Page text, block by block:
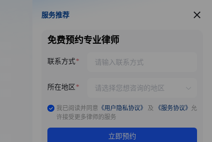
服务推荐
服务推荐
免费预约专业律师
联系方式
所在地区
我已阅读并同意 《用户隐私协议》 及 《服务协议》 允
许接受更多律师的服务
立即预约